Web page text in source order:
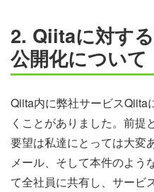
2. Qiitaに対す
公開化について
Qiita内に弊社サービスQiita
くことがありました。前提
要望は私達にとっては大変
メール、そして本件のよう
て全社員に共有し、サービ